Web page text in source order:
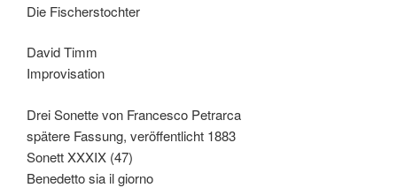
Die Fischerstochter
David Timm
Improvisation
Drei Sonette von Francesco Petrarca
spätere Fassung, veröffentlicht 1883
Sonett XXXIX (47)
Benedetto sia il giorno